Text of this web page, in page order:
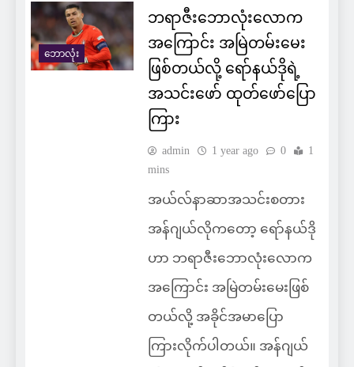
ဘောလုံး
ဘရာဇီးဘောလုံးလောက
အကြောင်း အမြဲတမ်းမေး
ဖြစ်တယ်လို့ ရော်နယ်ဒိုရဲ့
အသင်းဖော် ထုတ်ဖော်ပြော
ကြား
admin 1 year ago 0
1
mins
အယ်လ်နာဆာအသင်းစတား
အန်ဂျယ်လိုကတော့ ရော်နယ်ဒို
ဟာ ဘရာဇီးဘောလုံးလောက
အကြောင်း အမြဲတမ်းမေးဖြစ်
တယ်လို့ အခိုင်အမာပြော
ကြားလိုက်ပါတယ်။ အန်ဂျယ်